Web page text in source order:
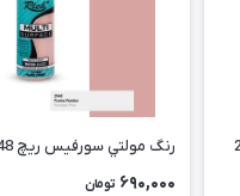
رنگ مولتي سورفیس ریچ 2148
690,000 تومان